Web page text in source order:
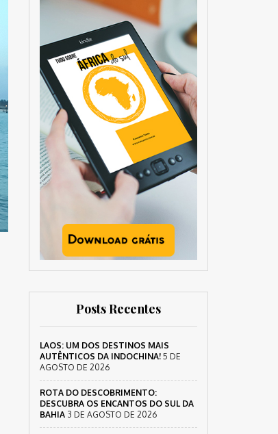
Posts Recentes
LAOS: UM DOS DESTINOS MAIS
AUTÊNTICOS DA INDOCHINA! 5 DE
AGOSTO DE 2026
ROTA DO DESCOBRIMENTO:
DESCUBRA OS ENCANTOS DO SUL DA
BAHIA 3 DE AGOSTO DE 2026